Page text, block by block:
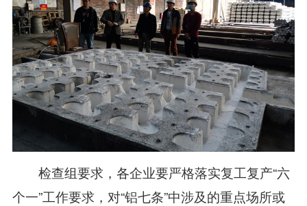
检查组要求，各企业要严格落实复工复产“六
个一”工作要求，对“铝七条”中涉及的重点场所或